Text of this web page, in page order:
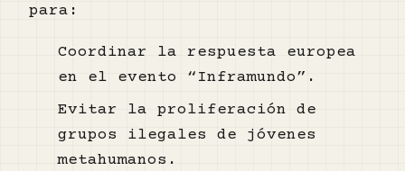
para:
Coordinar la respuesta europea
en el evento “Inframundo”.
Evitar la proliferación de
grupos ilegales de jóvenes
metahumanos.